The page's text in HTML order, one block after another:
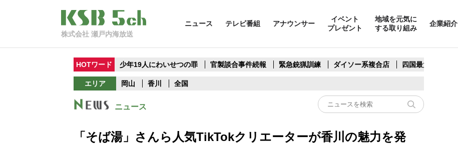
株式会社 瀬戸内海放送
ニュース テレビ番組 アナウンサー
イベント
プレゼント
地域を元気に
する取り組み
企業紹介
HOTワード 少年19人にわいせつの罪 官製談合事件続報 緊急銃猟訓練 ダイソー系複合店 四国最大スリコ
エリア 岡山 香川 全国
ニュース
「そば湯」さんら人気TikTokクリエーターが香川の魅力を発